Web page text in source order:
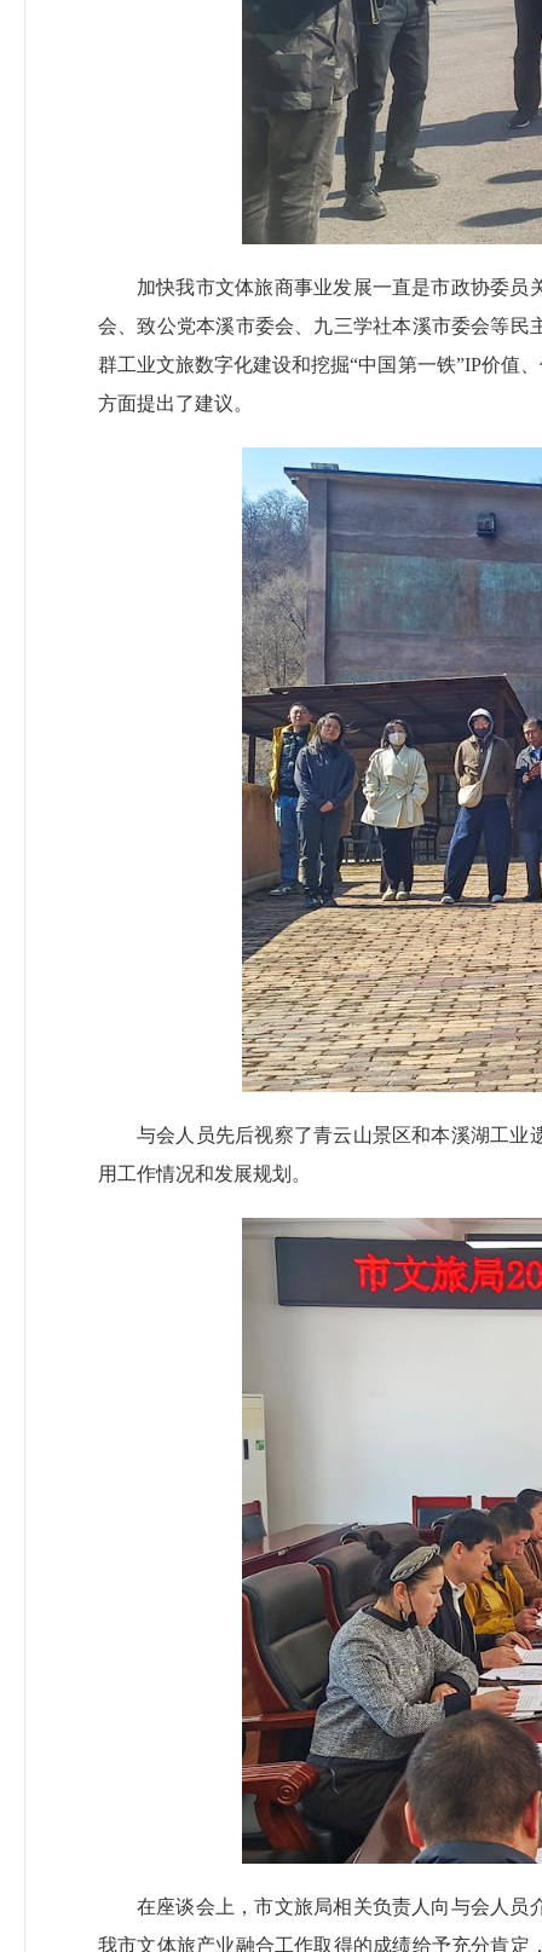
加快我市文体旅商事业发展一直是市政协委
会、致公党本溪市委会、九三学社本溪市委会等
群工业文旅数字化建设和挖掘“中国第一铁”IP价值
方面提出了建议。
与会人员先后视察了青云山景区和本溪湖工
用工作情况和发展规划。
在座谈会上，市文旅局相关负责人向与会人
我市文体旅产业融合工作取得的成绩给予充分肯